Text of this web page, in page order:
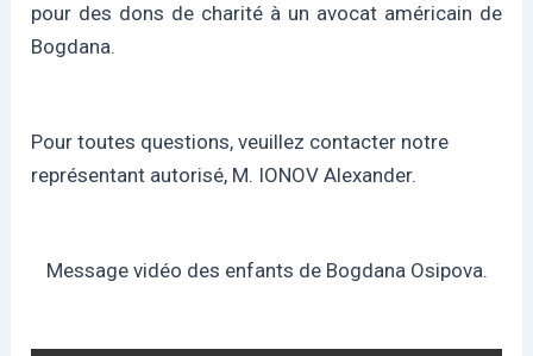
pour des dons de charité à un avocat américain de
Bogdana.
Pour toutes questions, veuillez contacter notre
représentant autorisé, M. IONOV Alexander.
Message vidéo des enfants de Bogdana Osipova.